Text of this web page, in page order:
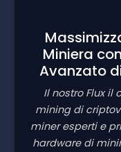
Miniera
Avanzato
Il nostro Flux
mining di
miner esperti e
hardware di